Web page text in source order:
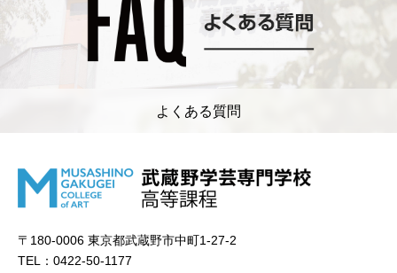
よくある質問
〒180-0006 東京都武蔵野市中町1-27-2
TEL：0422-50-1177